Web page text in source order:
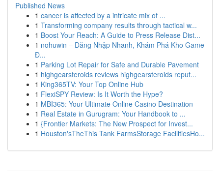
Published News
1 cancer is affected by a intricate mix of ...
1 Transforming company results through tactical w...
1 Boost Your Reach: A Guide to Press Release Dist...
1 nohuwin – Đăng Nhập Nhanh, Khám Phá Kho Game
Đ...
1 Parking Lot Repair for Safe and Durable Pavement
1 highgearsteroids reviews highgearsteroids reput...
1 King365TV: Your Top Online Hub
1 FlexiSPY Review: Is It Worth the Hype?
1 MBI365: Your Ultimate Online Casino Destination
1 Real Estate in Gurugram: Your Handbook to ...
1 {Frontier Markets: The New Prospect for Invest...
1 Houston'sTheThis Tank FarmsStorage FacilitiesHo...